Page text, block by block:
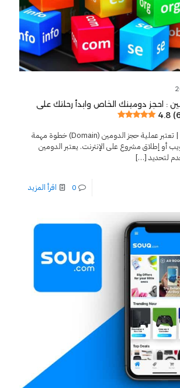
: احجز دومينك الخاص وابدأ رحلتك على
4.8
كيفية حجز دومين | تعتبر عملية حجز الدومين (Domain) خطوة مهمة
أو إطلاق مشروع على الإنترنت. يعتبر الدومين
لتحديد […]
0 اقرأ المزيد